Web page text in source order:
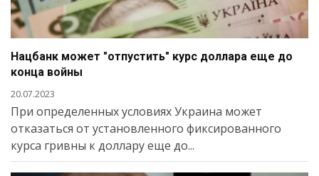
Нацбанк может "отпустить" курс доллара еще до
конца войны
20.07.2023
При определенных условиях Украина может
отказаться от установленного фиксированного
курса гривны к доллару еще до...